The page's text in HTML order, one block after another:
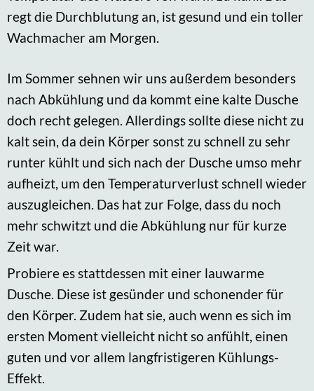
regt die Durchblutung an, ist gesund und ein toller
Wachmacher am Morgen.
Im Sommer sehnen wir uns außerdem besonders
nach Abkühlung und da kommt eine kalte Dusche
doch recht gelegen. Allerdings sollte diese nicht zu
kalt sein, da dein Körper sonst zu schnell zu sehr
runter kühlt und sich nach der Dusche umso mehr
aufheizt, um den Temperaturverlust schnell wieder
auszugleichen. Das hat zur Folge, dass du noch
mehr schwitzt und die Abkühlung nur für kurze
Zeit war.
Probiere es stattdessen mit einer lauwarme
Dusche. Diese ist gesünder und schonender für
den Körper. Zudem hat sie, auch wenn es sich im
ersten Moment vielleicht nicht so anfühlt, einen
guten und vor allem langfristigeren Kühlungs-
Effekt.